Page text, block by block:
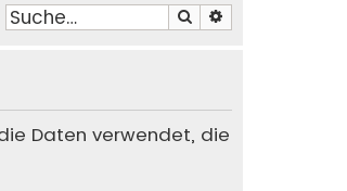
Suche
Daten verwendet, die